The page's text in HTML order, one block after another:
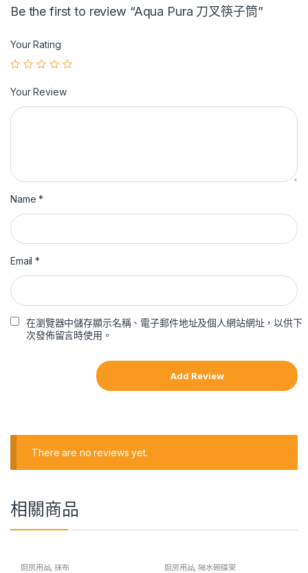
Be the first to review “Aqua Pura 刀叉筷子筒”
Your Rating
Your Review
Name*
Email*
在瀏覽器中儲存顯示名稱、電子郵件地址及個人網站網址，以供下
次發佈留言時使用。
There are no reviews yet.
相關商品
廚房用品,抹布 廚房用品, 隔水碗碟架